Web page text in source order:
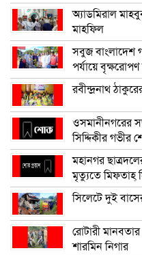
অ্যাডমিরাল
মাহফিল
সবুজ বাংলাদেশ
পর্যায়ে বৃক্ষরোপণ
রবীন্দ্রনাথ
ওসমানীনগরের
সিদ্দিকীর গভীর
মহানগর
মৃত্যুতে মিফতাহ্
সিলেটে দুই
রোটারী
শারমিন নিগার